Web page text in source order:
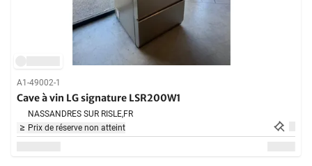
A1-49002-1
Cave à vin LG signature LSR200W1
NASSANDRES SUR RISLE,FR
Prix de réserve non atteint